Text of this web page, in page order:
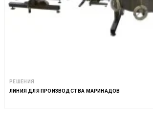
РЕШЕНИЯ
ЛИНИЯ ДЛЯ ПРОИЗВОДСТВА МАРИНАДОВ